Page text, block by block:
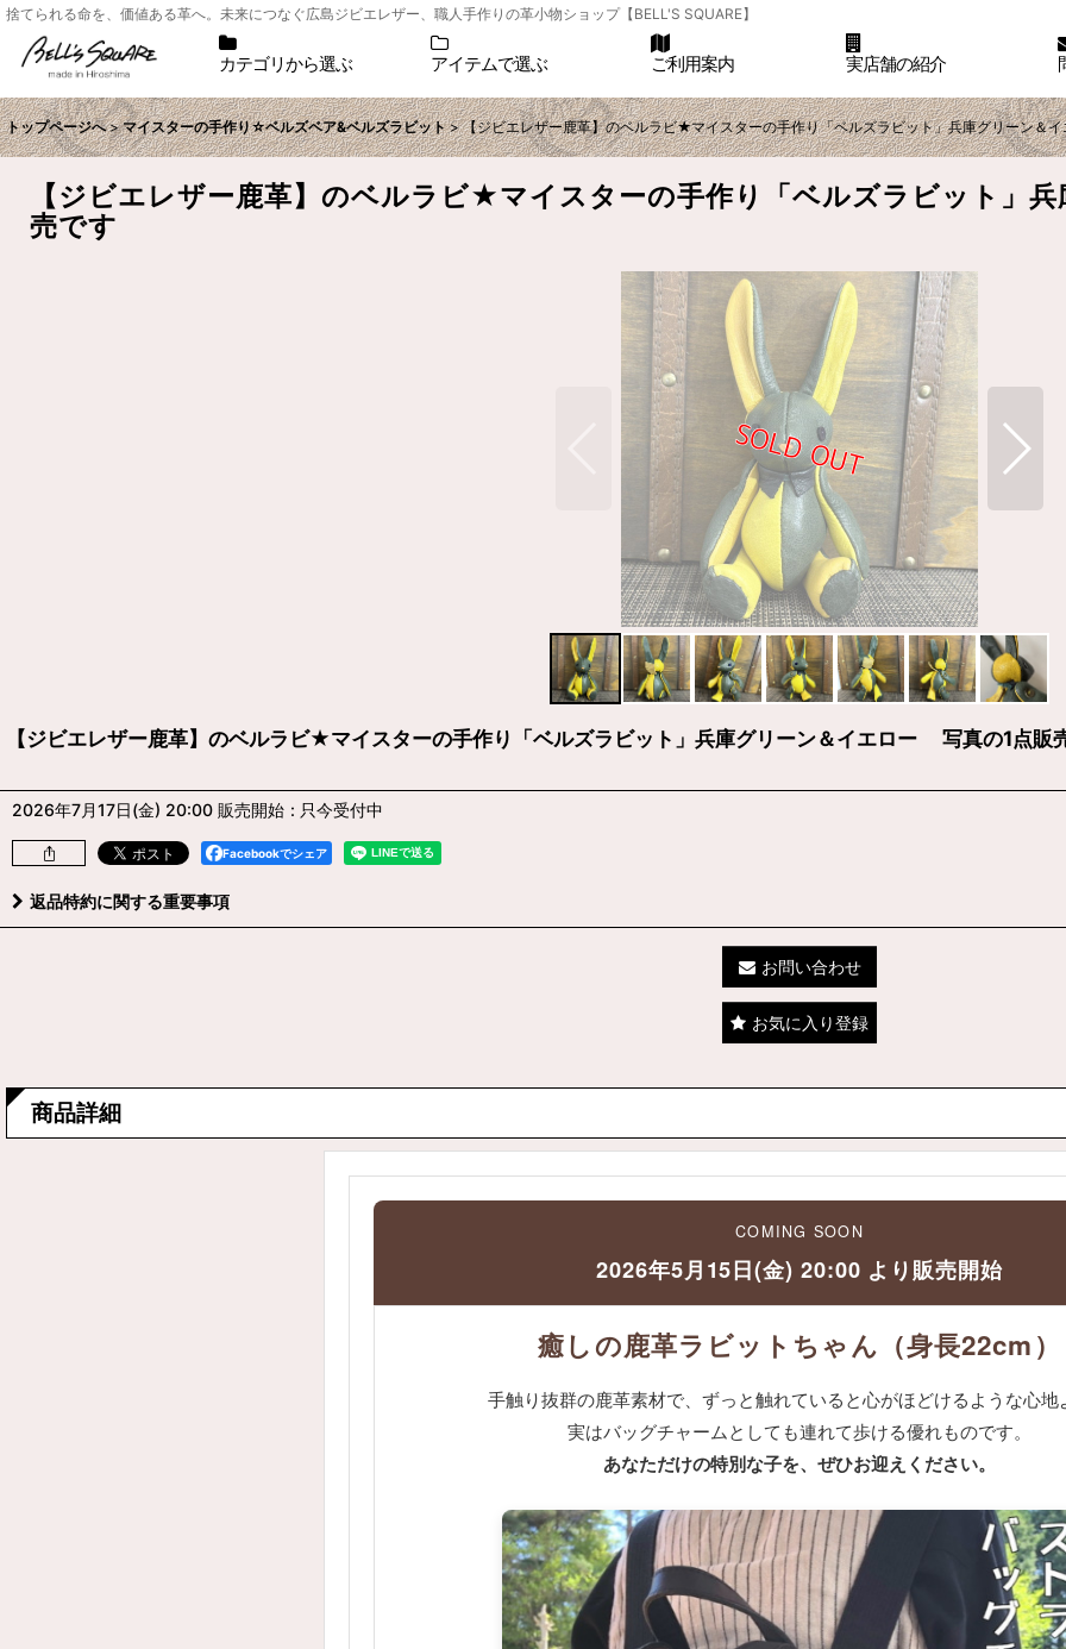
捨てられる命を、価値ある革へ。未来につなぐ広島ジビエレザー、職人手作りの革小物ショップ【BELL'S SQUARE】
カテゴリから選ぶ アイテムで選ぶ ご利用案内 実店舗の紹介
トップページへ > マイスターの手作り☆ベルズベア&ベルズラビット > 【ジビエレザー鹿革】のベルラビ★マイスターの手作り「ベルズラビット」兵庫グリーン＆
【ジビエレザー鹿革】のベルラビ★マイスターの手作り「ベルズラビット」
売です
【ジビエレザー鹿革】のベルラビ★マイスターの手作り「ベルズラビット」兵庫グリーン＆イエロー 写真の1点販
2026年7月17日(金) 20:00 販売開始 : 只今受付中
Facebookでシェア
返品特約に関する重要事項
お問い合わせ
お気に入り登録
商品詳細
COMING SOON
2026年5月15日(金) 20:00 より販売開始
癒しの鹿革ラビットちゃん（身長22cm）
手触り抜群の鹿革素材で、ずっと触れていると心がほどけるような心地
実はバッグチャームとしても連れて歩ける優れものです。
あなただけの特別な子を、ぜひお迎えください。